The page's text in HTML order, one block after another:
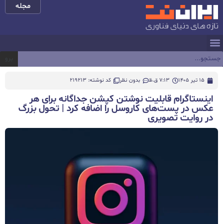
مجله
15 تیر 1405 7:13 ق.ظ بدون نظر کد نوشته: 219213
اینستاگرام قابلیت نوشتن کپشن جداگانه برای هر
عکس در پست‌های کاروسل را اضافه کرد | تحول بزرگ
در روایت تصویری